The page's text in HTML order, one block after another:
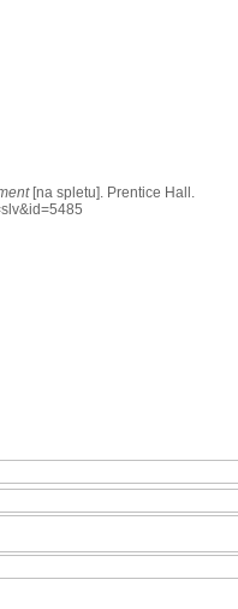
[na spletu]. Prentice Hall.